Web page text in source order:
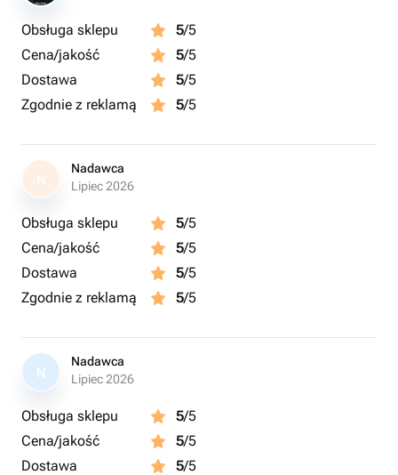
Obsługa sklepu 5/5
Cena/jakość
5/5
Dostawa
5/5
Zgodnie z reklamą
5/5
N
Nadawca
Lipiec 2026
Obsługa sklepu 5/5
Cena/jakość
5/5
Dostawa
5/5
Zgodnie z reklamą
5/5
N
Nadawca
Lipiec 2026
Obsługa sklepu 5/5
Cena/jakość
5/5
Dostawa
5/5